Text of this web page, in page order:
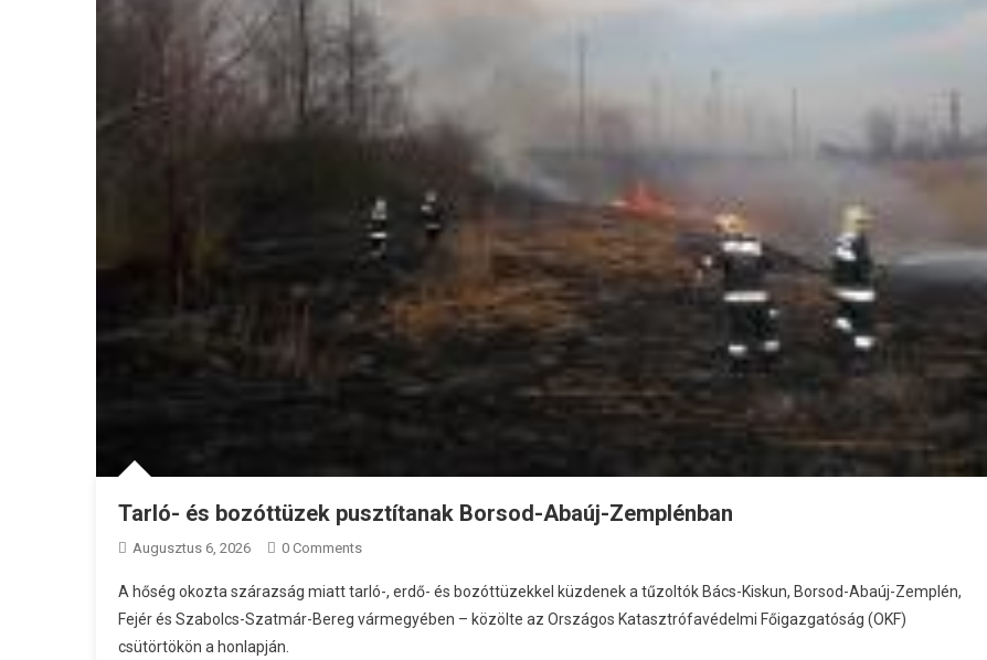
Tarló- és bozóttüzek pusztítanak Borsod-Abaúj-Zemplénban
Augusztus 6, 2026 0 Comments
A hőség okozta szárazság miatt tarló-, erdő- és bozóttüzekkel küzdenek a tűzoltók Bács-Kiskun, Borsod-Abaúj-Zemplén,
Fejér és Szabolcs-Szatmár-Bereg vármegyében – közölte az Országos Katasztrófavédelmi Főigazgatóság (OKF)
csütörtökön a honlapján.